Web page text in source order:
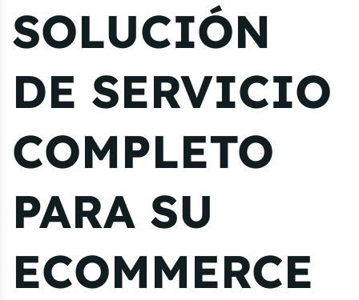
SOLUCIÓN
DE SERVICIO
COMPLETO
PARA SU
ECOMMERCE